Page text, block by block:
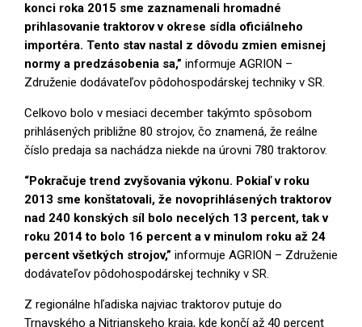
konci roka 2015 sme zaznamenali hromadné
prihlasovanie traktorov v okrese sídla oficiálneho
importéra. Tento stav nastal z dôvodu zmien emisnej
normy a predzásobenia sa,” informuje AGRION –
Združenie dodávateľov pôdohospodárskej techniky v SR.
Celkovo bolo v mesiaci december takýmto spôsobom
prihlásených približne 80 strojov, čo znamená, že reálne
číslo predaja sa nachádza niekde na úrovni 780 traktorov.
“Pokračuje trend zvyšovania výkonu. Pokiaľ v roku
2013 sme konštatovali, že novoprihlásených traktorov
nad 240 konských síl bolo necelých 13 percent, tak v
roku 2014 to bolo 16 percent a v minulom roku až 24
percent všetkých strojov,” informuje AGRION – Združenie
dodávateľov pôdohospodárskej techniky v SR.
Z regionálne hľadiska najviac traktorov putuje do
Trnavského a Nitrianskeho kraja, kde končí až 40 percent